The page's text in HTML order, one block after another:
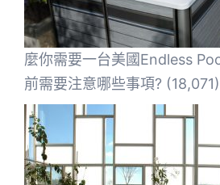
麼你需要一台美國Endless
前需要注意哪些事項? (18,071)